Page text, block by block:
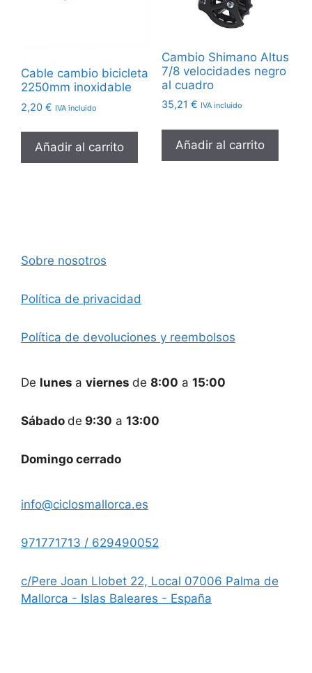
Cable cambio bicicleta
2250mm inoxidable
2,20 € IVA incluido
Añadir al carrito
Cambio Shimano Altus
7/8 velocidades negro
al cuadro
35,21 € IVA incluido
Añadir al carrito
Sobre nosotros
Política de privacidad
Política de devoluciones y reembolsos
De lunes a viernes de 8:00 a 15:00
Sábado de 9:30 a 13:00
Domingo cerrado
info@ciclosmallorca.es
971771713 / 629490052
c/Pere Joan Llobet 22, Local 07006 Palma de
Mallorca - Islas Baleares - España